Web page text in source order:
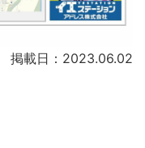
掲載日：2023.06.02